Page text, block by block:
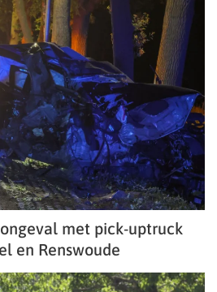
met pick-uptruck
en Renswoude